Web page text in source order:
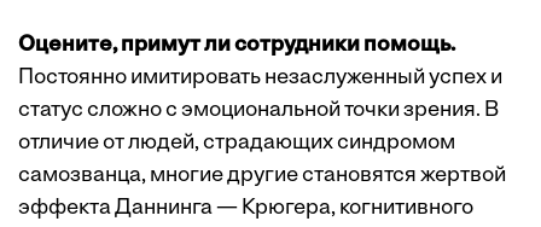
Оцените, примут ли сотрудники помощь.
Постоянно имитировать незаслуженный успех и
статус сложно с эмоциональной точки зрения. В
отличие от людей, страдающих синдромом
самозванца, многие другие становятся жертвой
эффекта Даннинга — Крюгера, когнитивного